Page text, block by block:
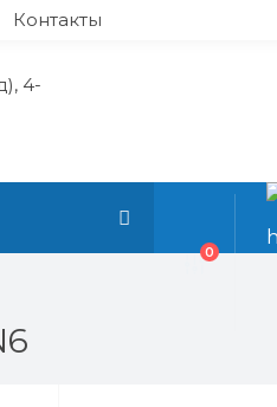
Контакты
4-
0